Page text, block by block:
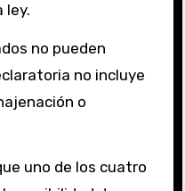
ley.
no pueden
no incluye
o
uno de los cuatro